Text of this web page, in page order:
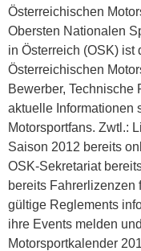
Österreichischen
Obersten Nationalen
in Österreich (OSK) ist
Österreichischen
Bewerber, Technische
aktuelle Informationen
Motorsportfans. Zwtl.:
Saison 2012 bereits
OSK-Sekretariat
bereits Fahrerlizenzen
gültige Reglements
ihre Events melden
Motorsportkalender